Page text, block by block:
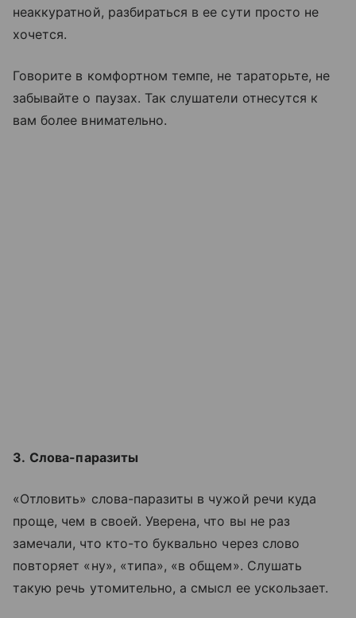
неаккуратной, разбираться в ее сути просто не
хочется.
Говорите в комфортном темпе, не тараторьте, не
забывайте о паузах. Так слушатели отнесутся к
вам более внимательно.
3. Слова-паразиты
«Отловить» слова-паразиты в чужой речи куда
проще, чем в своей. Уверена, что вы не раз
замечали, что кто-то буквально через слово
повторяет «ну», «типа», «в общем». Слушать
такую речь утомительно, а смысл ее ускользает.